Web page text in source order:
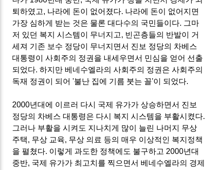
퇴하였고, 나라에 돈이 없어졌다. 나라에 돈이 없어지면
가장 심하게 받는 것은 물론 대다수의 국민들이다. 그마
저 있던 복지 시스템이 무너지고, 빈곤층들의 반발이 거
세져 기존 보수 정당이 무너지면서 진보 정당의 차베스
대통령이 사회주의 정권을 내세우면서 민심을 얻어 선출
되었다. 하지만 베네수엘라의 사회주의 정권은 사회주의
독재 정권이 되어 '불난 집에 기름 붓는 꼴'이 되었다.
2000년대에 이르러 다시 국제 유가가 상승하면서 진보
정당의 차베스 대통령은 다시 복지 시스템을 부활시켰다.
그러나 부활을 시켜도 지나치게 많이 늘린 나머지 무상
주택, 무상 교육, 무상 의료 등의 매우 이상적인 복지정책
을 펼쳤다. 이렇게 과도한 정책에도 불구하고 2000년대
중반, 국제 유가가 최고치를 찍으면서 베네수엘라의 경제